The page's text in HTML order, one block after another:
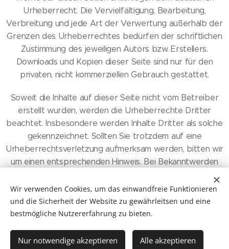
Urheberrecht. Die Vervielfältigung, Bearbeitung,
Verbreitung und jede Art der Verwertung außerhalb der
Grenzen des Urheberrechtes bedürfen der schriftlichen
Zustimmung des jeweiligen Autors bzw. Erstellers.
Downloads und Kopien dieser Seite sind nur für den
privaten, nicht kommerziellen Gebrauch gestattet.
Soweit die Inhalte auf dieser Seite nicht vom Betreiber
erstellt wurden, werden die Urheberrechte Dritter
beachtet. Insbesondere werden Inhalte Dritter als solche
gekennzeichnet. Sollten Sie trotzdem auf eine
Urheberrechtsverletzung aufmerksam werden, bitten wir
um einen entsprechenden Hinweis. Bei Bekanntwerden
von Rechtsverletzungen werden wir derartige Inhalte
umgehend entfernen.
Wir verwenden Cookies, um das einwandfreie Funktionieren
und die Sicherheit der Website zu gewährleitsen und eine
bestmögliche Nutzererfahrung zu bieten.
Nur notwendige akzeptieren Alle akzeptieren